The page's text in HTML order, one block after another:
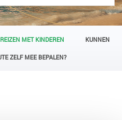
REIZEN MET KINDEREN KUNNEN
ZELF MEE BEPALEN?